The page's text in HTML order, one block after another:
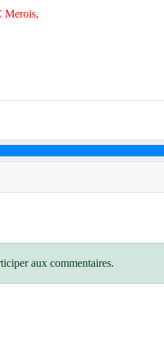
Merois,
aux commentaires.